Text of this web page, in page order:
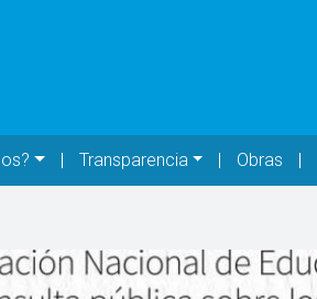
Transparencia Obras